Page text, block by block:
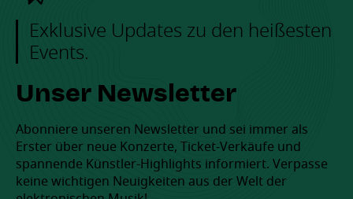
Exklusive Updates zu den heißesten
Events.
Unser Newsletter
Abonniere unseren Newsletter und sei immer als
Erster über neue Konzerte, Ticket-Verkäufe und
spannende Künstler-Highlights informiert. Verpasse
keine wichtigen Neuigkeiten aus der Welt der